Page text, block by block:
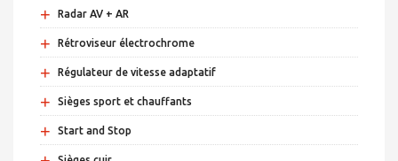
+ Radar AV + AR
+ Rétroviseur électrochrome
+ Régulateur de vitesse adaptatif
+ Sièges sport et chauffants
+ Start and Stop